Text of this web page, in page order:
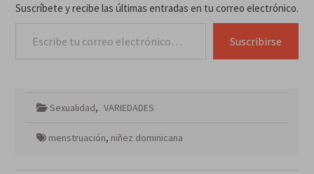
Suscríbete y recibe las últimas entradas en tu correo electrónico.
Suscribirse
Sexualidad, VARIEDADES
menstruación, niñez dominicana